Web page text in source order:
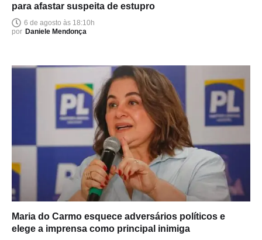
para afastar suspeita de estupro
6 de agosto às 18:10h
por Daniele Mendonça
Maria do Carmo esquece adversários políticos e
elege a imprensa como principal inimiga